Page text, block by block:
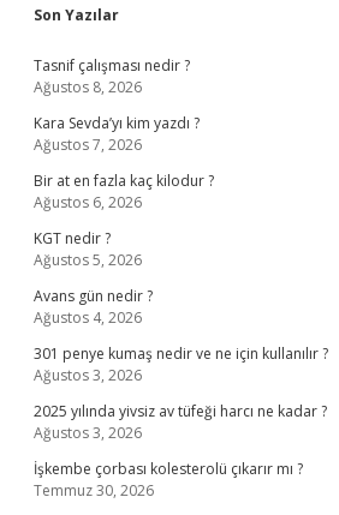
Sidebar
Son Yazılar
Tasnif çalışması nedir ?
Ağustos 8, 2026
Kara Sevda’yı kim yazdı ?
Ağustos 7, 2026
Bir at en fazla kaç kilodur ?
Ağustos 6, 2026
KGT nedir ?
Ağustos 5, 2026
Avans gün nedir ?
Ağustos 4, 2026
301 penye kumaş nedir ve ne için kullanılır ?
Ağustos 3, 2026
2025 yılında yivsiz av tüfeği harcı ne kadar ?
Ağustos 3, 2026
İşkembe çorbası kolesterolü çıkarır mı ?
Temmuz 30, 2026